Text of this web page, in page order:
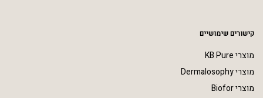
קישורים שימושיים
מוצרי KB Pure
מוצרי Dermalosophy
מוצרי Biofor